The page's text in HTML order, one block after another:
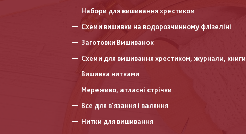
Набори для вишивання хрестиком
Схеми вишивки на водорозчинному флізеліні
Заготовки Вишиванок
Схеми для вишивання хрестиком, журнали, книги
Вишивка нитками
Мереживо, атласні стрічки
Все для в'язання і валяння
Нитки для вишивання